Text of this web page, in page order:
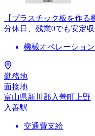
【プラスチック板を作
分休日、残業0でも安定収
機械オペレーション
勤務地
面接地
富山県新川郡入善町上野
入善駅
交通費支給